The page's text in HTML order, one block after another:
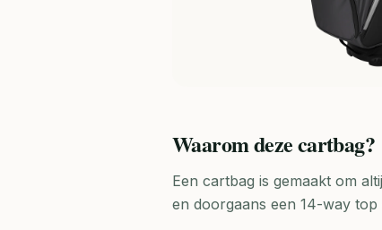
Waarom dezecartbag?
Een cartbag is gemaakt om
en doorgaans een 14-way